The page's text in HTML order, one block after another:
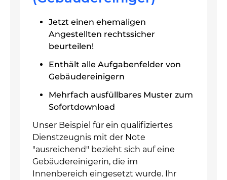
Jetzt einen ehemaligen
Angestellten rechtssicher
beurteilen!
Enthält alle Aufgabenfelder von
Gebäudereinigern
Mehrfach ausfüllbares Muster zum
Sofortdownload
Unser Beispiel für ein qualifiziertes
Dienstzeugnis mit der Note
"ausreichend" bezieht sich auf eine
Gebäudereinigerin, die im
Innenbereich eingesetzt wurde. Ihr